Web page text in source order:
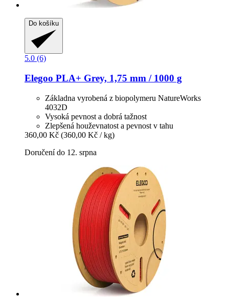
Do košíku
5.0 (6)
Elegoo PLA+ Grey, 1,75 mm / 1000 g
Základna vyrobená z biopolymeru NatureWorks
4032D
Vysoká pevnost a dobrá tažnost
Zlepšená houževnatost a pevnost v tahu
360,00 Kč (360,00 Kč / kg)
Doručení do 12. srpna